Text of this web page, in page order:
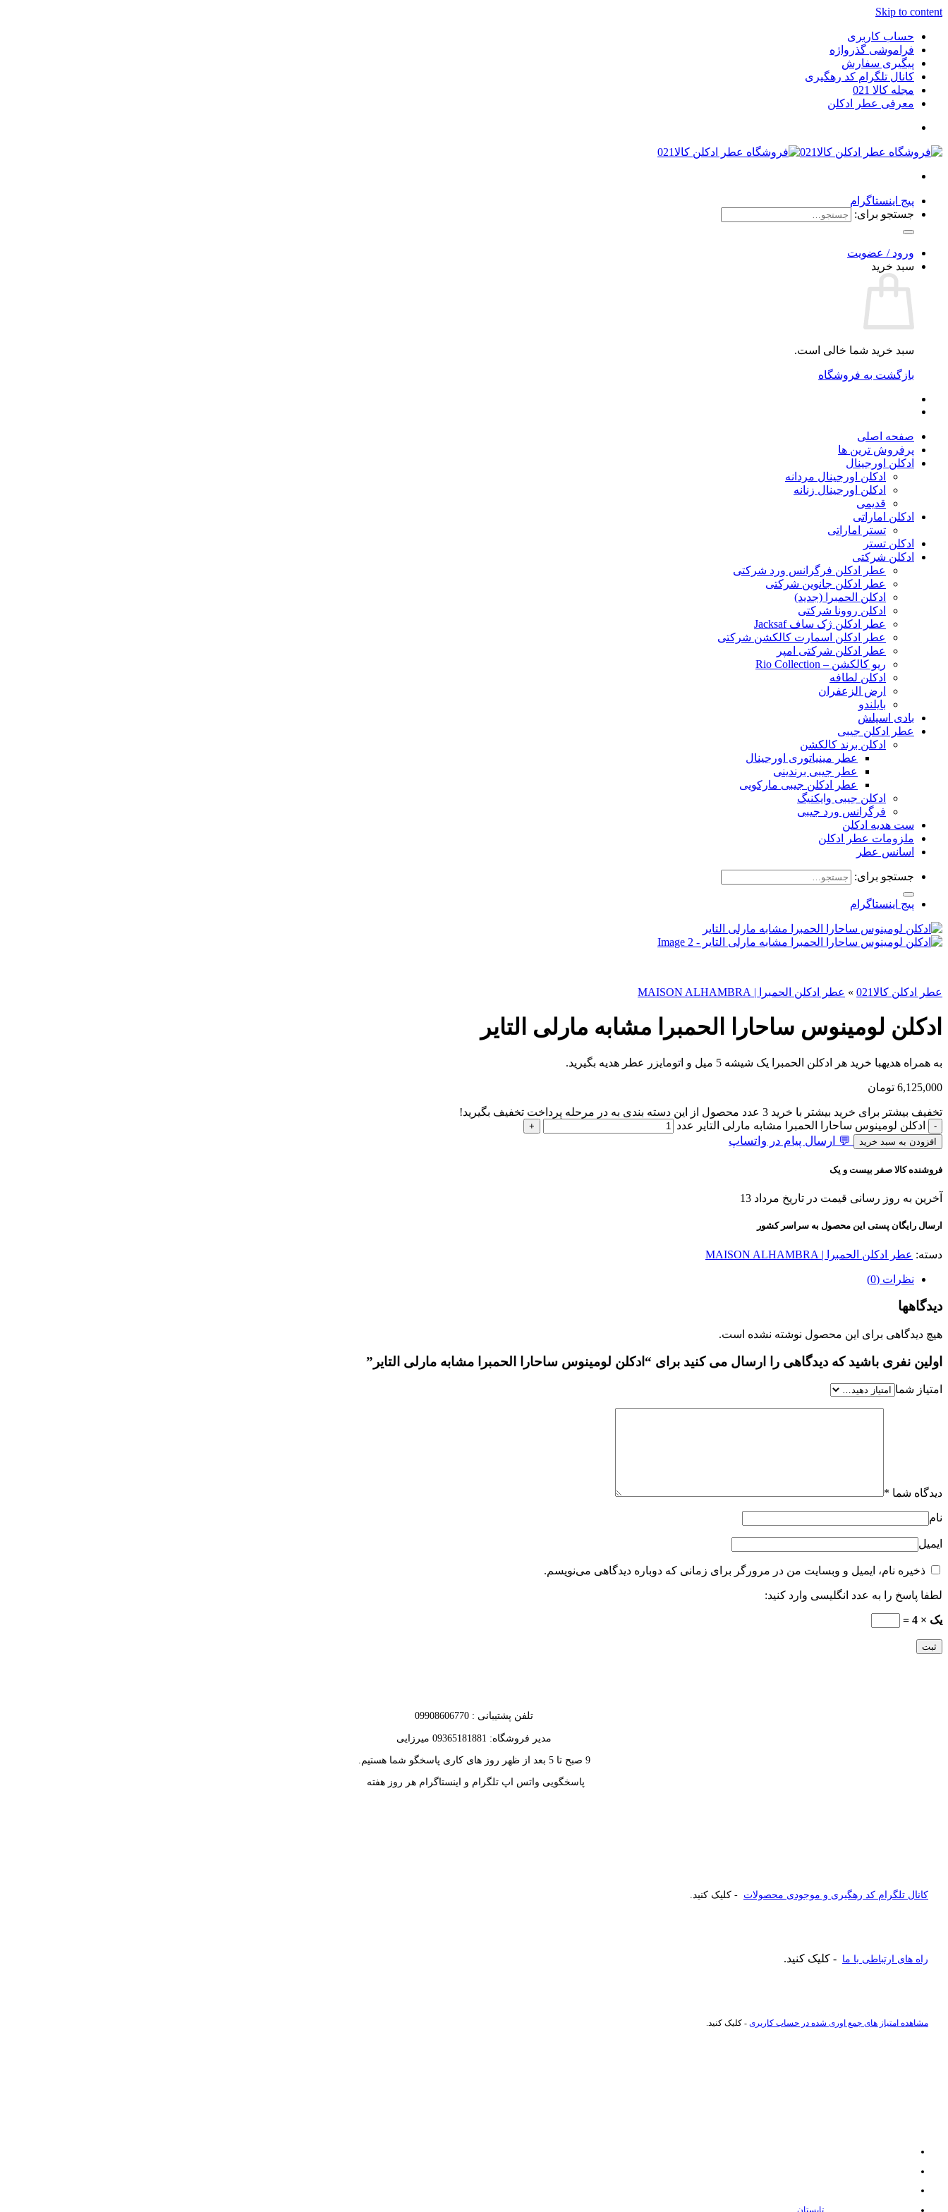
Skip to content
حساب کاربری
فراموشی گذرواژه
پیگیری سفارش
کانال تلگرام کد رهگیری
مجله کالا 021
معرفی عطر ادکلن
پیج اینستاگرام
جستجو برای:
ورود / عضویت
سبد خرید
سبد خرید شما خالی است.
بازگشت به فروشگاه
صفحه اصلی
پرفروش ترین ها
ادکلن اورجینال
ادکلن اورجینال مردانه
ادکلن اورجینال زنانه
قدیمی
ادکلن اماراتی
تستر اماراتی
ادکلن تستر
ادکلن شرکتی
عطر ادکلن فرگرانس ورد شرکتی
عطر ادکلن جانوین شرکتی
ادکلن الحمبرا (جدید)
ادکلن روونا شرکتی
عطر ادکلن ژک‌ ساف Jacksaf
عطر ادکلن اسمارت کالکشن شرکتی
عطر ادکلن شرکتی امپر
ریو کالکشن – Rio Collection
ادکلن لطافه
ارض الزعفران
بایلندو
بادی اسپلش
عطر ادکلن جیبی
ادکلن برند کالکشن
عطر مینیاتوری اورجینال
عطر جیبی برندینی
عطر ادکلن جیبی مارکویی
ادکلن جیبی وایکنیگ
فرگرانس ورد جیبی
ست هدیه ادکلن
ملزومات عطر ادکلن
اسانس عطر
جستجو برای:
پیج اینستاگرام
عطر ادکلن کالا021 » عطر ادکلن الحمبرا | MAISON ALHAMBRA
ادکلن لومینوس ساحارا الحمبرا مشابه مارلی التایر
به همراه هدیهبا خرید هر ادکلن الحمبرا یک شیشه 5 میل و اتومایزر عطر هدیه بگیرید.
6,125,000 تومان
تخفیف بیشتر برای خرید بیشتر با خرید 3 عدد محصول از این دسته بندی به در مرحله پرداخت تخفیف بگیرید!
ادکلن لومینوس ساحارا الحمبرا مشابه مارلی التایر عدد
افزودن به سبد خرید 💬 ارسال پیام در واتساپ
فروشنده کالا صفر بیست و یک
آخرین به روز رسانی قیمت در تاریخ مرداد 13
ارسال رایگان پستی این محصول به سراسر کشور
دسته: عطر ادکلن الحمبرا | MAISON ALHAMBRA
نظرات (0)
دیدگاهها
هیچ دیدگاهی برای این محصول نوشته نشده است.
اولین نفری باشید که دیدگاهی را ارسال می کنید برای “ادکلن لومینوس ساحارا الحمبرا مشابه مارلی التایر”
امتیاز شما
دیدگاه شما *
نام
ایمیل
ذخیره نام، ایمیل و وبسایت من در مرورگر برای زمانی که دوباره دیدگاهی می‌نویسم.
لطفا پاسخ را به عدد انگلیسی وارد کنید:
یک × 4 =
تلفن پشتیبانی : 09908606770
مدیر فروشگاه: 09365181881 میرزایی
9 صبح تا 5 بعد از ظهر روز های کاری پاسخگو شما هستیم.
پاسخگویی واتس اپ تلگرام و اینستاگرام هر روز هفته
کانال تلگرام کد رهگیری و موجودی محصولات - کلیک کنید.
راه های ارتباطی با ما - کلیک کنید.
مشاهده امتیاز های جمع اوری شده در حساب کاربری - کلیک کنید.
تابستان